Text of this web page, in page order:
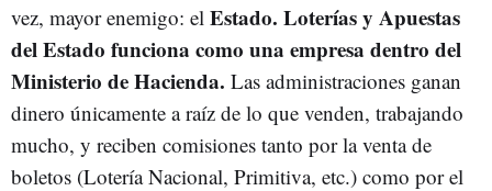
vez, mayor enemigo: el Estado. Loterías y Apuestas
del Estado funciona como una empresa dentro del
Ministerio de Hacienda. Las administraciones ganan
dinero únicamente a raíz de lo que venden, trabajando
mucho, y reciben comisiones tanto por la venta de
boletos (Lotería Nacional, Primitiva, etc.) como por el